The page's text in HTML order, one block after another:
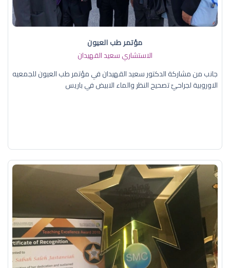
مؤتمر طب العيون
الاستشاري سعيد القهيدان
جانب من مشاركة الدكتور سعيد القهيدان في مؤتمر طب العيون للجمعيه
الاوروبية لجراحيّ تصحيح النظر والماء الابيض في باريس